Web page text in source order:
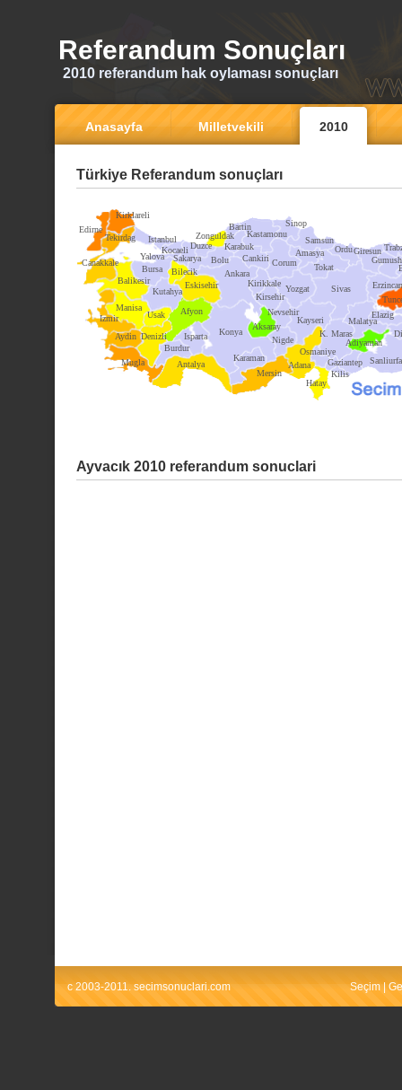
Referandum Sonuçları
2010 referandum hak oylaması sonuçları
Anasayfa Milletvekili 2010
Türkiye Referandum sonuçları
Ankara
Kirklareli
Edirne
Tekirdag
Canakkale
Balikesir
Bursa
Istanbul
Kocaeli
Sakarya
Zonguldak
Bolu
Bilecik
Eskisehir
Kutahya
Manisa
Izmir
Aydin
Mugla
Denizli
Burdur
Usak Afyon
Isparta
Antalya
Konya
Mersin
Kirsehir
Cankiri
Kastamonu
Sinop
Corum
Yozgat
Nevsehir
Nigde
Adana
Hatay
K. Maras
Kayseri
Sivas
Tokat
Amasya
Samsun
OrduGiresun
Erzincan
Malatya
Gaziantep Sanliurfa
Adiyaman
Elazig
Kirikkale
Karaman
Aksaray
Kilis
Duzce Karabuk
Bartin
Osmaniye
Yalova
Ayvacık 2010 referandum sonuclari
c 2003-2011. secimsonuclari.com Seçim